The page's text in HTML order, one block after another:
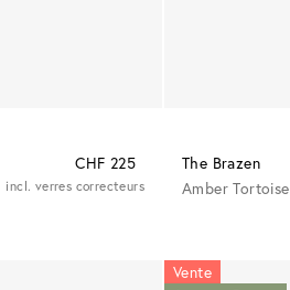
CHF 225
incl. verres correcteurs
The Brazen
Amber Tortoise
Vente